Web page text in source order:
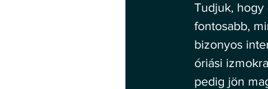
Tudjuk,
fontosabb,
bizonyos
óriási
pedig jön